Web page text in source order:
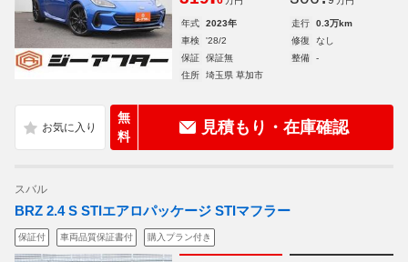
年式 2023年 走行
0.3万km
車検
'28/2 修復
なし
保証
保証無 整備
-
住所
埼玉県 草加市
無
料
見積もり・在庫確認
スバル
BRZ 2.4 S STIエアロパッケージ STIマフラー
保証付 車両品質保証書付 購入プラン付き